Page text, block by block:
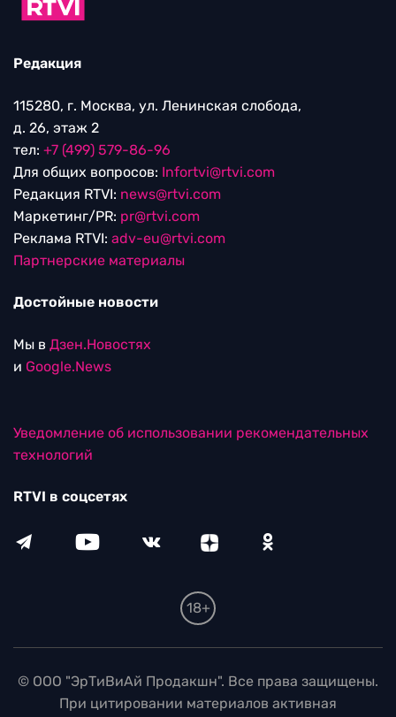
Редакция
115280, г. Москва, ул. Ленинская слобода,
д. 26, этаж 2
тел: +7 (499) 579-86-96
Для общих вопросов: Infortvi@rtvi.com
Редакция RTVI: news@rtvi.com
Маркетинг/PR: pr@rtvi.com
Реклама RTVI: adv-eu@rtvi.com
Партнерские материалы
Достойные новости
Мы в Дзен.Новостях
и Google.News
Уведомление об использовании рекомендательных
технологий
RTVI в соцсетях
18+
© ООО "ЭрТиВиАй Продакшн". Все права защищены.
При цитировании материалов активная